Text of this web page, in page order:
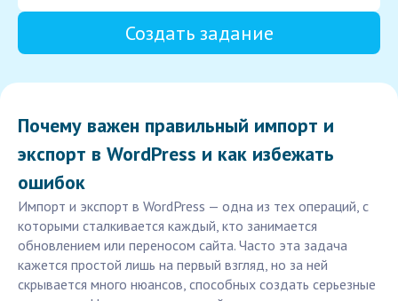
Создать задание
Почему важен правильный импорт и
экспорт в WordPress и как избежать
ошибок
Импорт и экспорт в WordPress — одна из тех операций, с
которыми сталкивается каждый, кто занимается
обновлением или переносом сайта. Часто эта задача
кажется простой лишь на первый взгляд, но за ней
скрывается много нюансов, способных создать серьезные